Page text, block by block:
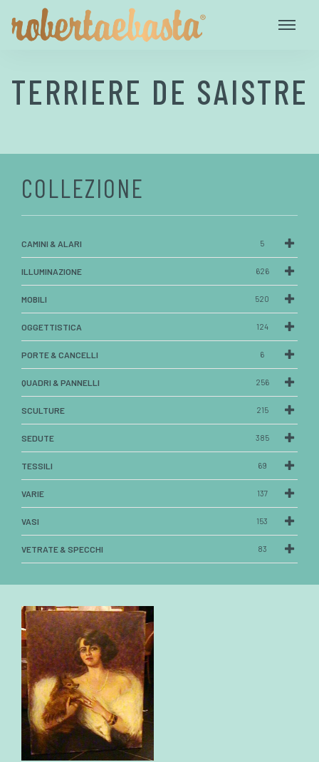
TERRIERE DE SAISTRE
COLLEZIONE
CAMINI & ALARI 5
ILLUMINAZIONE 626
MOBILI 520
OGGETTISTICA 124
PORTE & CANCELLI 6
QUADRI & PANNELLI 256
SCULTURE 215
SEDUTE 385
TESSILI 69
VARIE 137
VASI 153
VETRATE & SPECCHI 83